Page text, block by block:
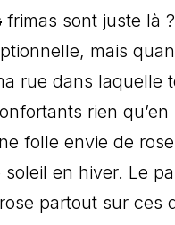
frimas sont juste là
mais
rue dans laquelle
rien
folle envie de
en hiver. Le
rose partout sur